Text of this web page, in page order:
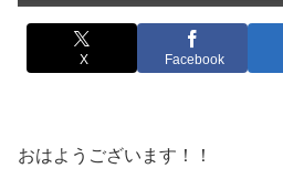
X Facebook
おはようございます！！